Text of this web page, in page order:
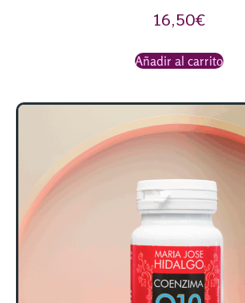
16,50€
Añadir al carrito